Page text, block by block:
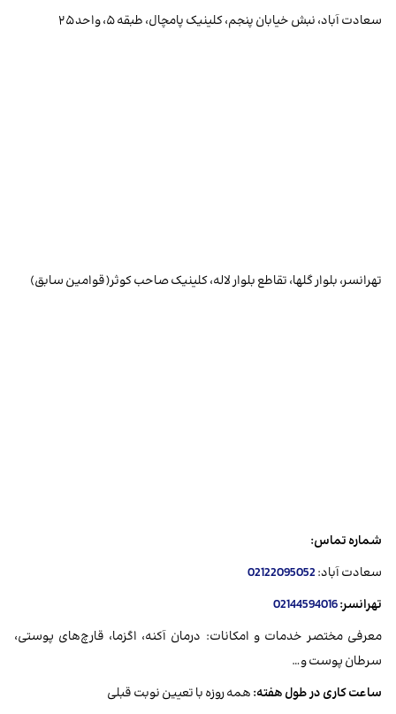
سعادت آباد، نبش خیابان پنجم، کلینیک پامچال، طبقه ۵، واحد ۲۵
تهرانسر، بلوار گلها، تقاطع بلوار لاله، کلینیک صاحب کوثر(قوامین سابق)
شماره تماس:
سعادت آباد:02122095052
تهرانسر:02144594016
معرفی مختصر خدمات و امکانات: درمان آکنه، اگزما، قارچ‌های پوستی،
سرطان پوست و…
ساعت کاری در طول هفته:همه روزه با تعیین نوبت قبلی